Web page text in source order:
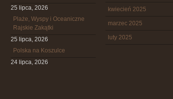
25 lipca, 2026
Plaże, Wyspy i Oceaniczne
Rajskie Zakątki
25 lipca, 2026
Polska na Koszulce
24 lipca, 2026
kwiecień 2025
marzec 2025
luty 2025